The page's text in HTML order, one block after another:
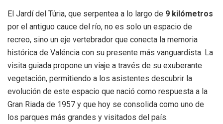
El Jardí del Túria, que serpentea a lo largo de 9 kilómetros
por el antiguo cauce del río, no es solo un espacio de
recreo, sino un eje vertebrador que conecta la memoria
histórica de Valéncia con su presente más vanguardista. La
visita guiada propone un viaje a través de su exuberante
vegetación, permitiendo a los asistentes descubrir la
evolución de este espacio que nació como respuesta a la
Gran Riada de 1957 y que hoy se consolida como uno de
los parques más grandes y visitados del país.